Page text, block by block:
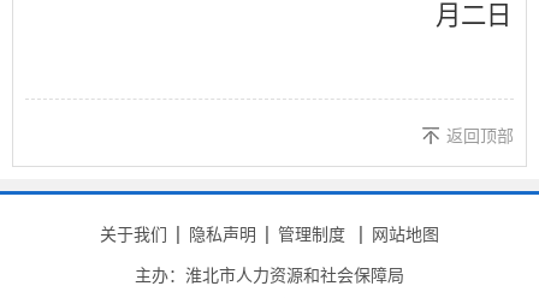
月二日
返回顶部
关于我们 隐私声明 管理制度 网站地图
主办：淮北市人力资源和社会保障局